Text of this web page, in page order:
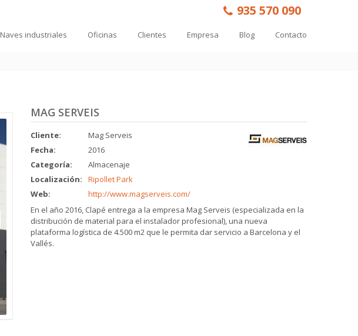
935 570 090
Naves industriales Oficinas Clientes Empresa Blog Contacto
MAG SERVEIS
Cliente:
Mag Serveis
Fecha:
2016
Categoría:
Almacenaje
Localización:
Ripollet Park
Web:
http://www.magserveis.com/
En el año 2016, Clapé entrega a la empresa Mag Serveis (especializada en la
distribución de material para el instalador profesional), una nueva
plataforma logística de 4.500 m2 que le permita dar servicio a Barcelona y el
Vallés.